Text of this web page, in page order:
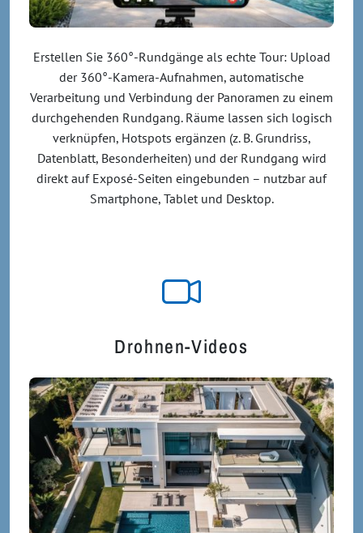
Erstellen Sie 360°-Rundgänge als echte Tour: Upload
der 360°-Kamera-Aufnahmen, automatische
Verarbeitung und Verbindung der Panoramen zu einem
durchgehenden Rundgang. Räume lassen sich logisch
verknüpfen, Hotspots ergänzen (z. B. Grundriss,
Datenblatt, Besonderheiten) und der Rundgang wird
direkt auf Exposé-Seiten eingebunden – nutzbar auf
Smartphone, Tablet und Desktop.
Drohnen-Videos